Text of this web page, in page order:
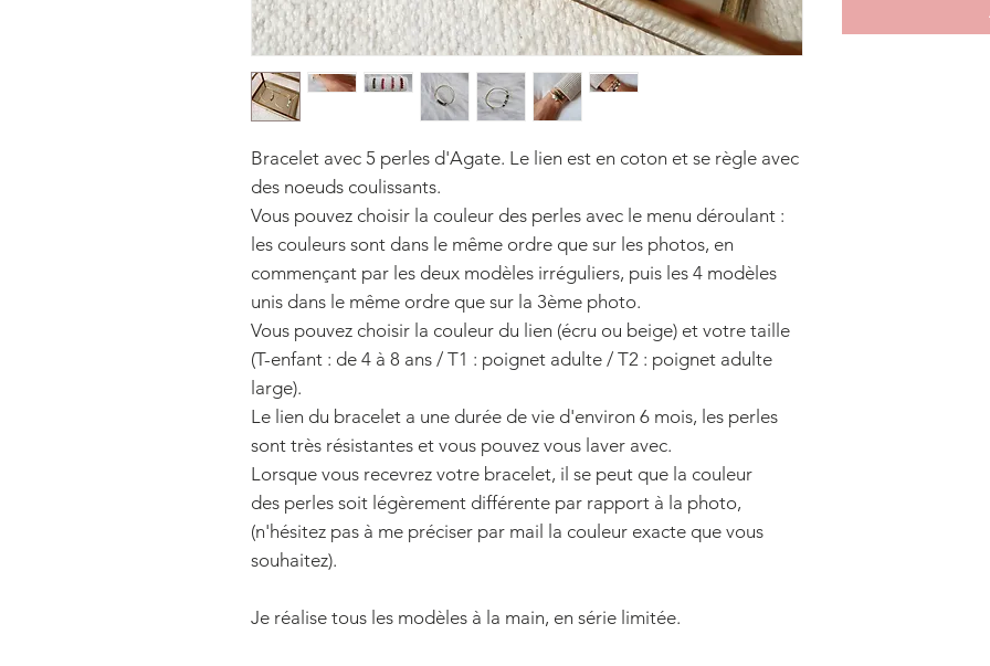
Bracelet avec 5 perles d'Agate. Le lien est en coton et se règle avec
des noeuds coulissants.
Vous pouvez choisir la couleur des perles avec le menu déroulant :
les couleurs sont dans le même ordre que sur les photos, en
commençant par les deux modèles irréguliers, puis les 4 modèles
unis dans le même ordre que sur la 3ème photo.
Vous pouvez choisir la couleur du lien (écru ou beige) et votre taille
(T-enfant : de 4 à 8 ans / T1 : poignet adulte / T2 : poignet adulte
large).
Le lien du bracelet a une durée de vie d'environ 6 mois, les perles
sont très résistantes et vous pouvez vous laver avec.
Lorsque vous recevrez votre bracelet, il se peut que la couleur
des perles soit légèrement différente par rapport à la photo,
(n'hésitez pas à me préciser par mail la couleur exacte que vous
souhaitez).
Je réalise tous les modèles à la main, en série limitée.